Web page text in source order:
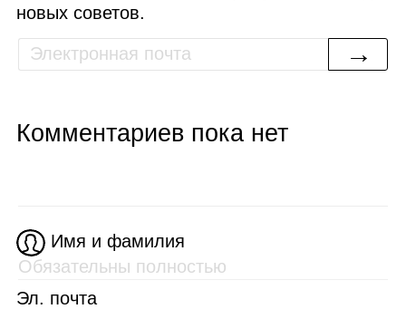
новых советов.
→
Комментариев пока нет
Имя и фамилия
Эл. почта